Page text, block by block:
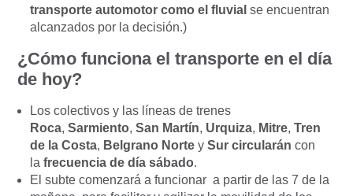
transporte automotor como el fluvial se encuentran
alcanzados por la decisión.)
¿Cómo funciona el transporte en el día
de hoy?
Los colectivos y las líneas de trenes
Roca, Sarmiento, San Martín, Urquiza, Mitre, Tren
de la Costa, Belgrano Norte y Sur circularán con
la frecuencia de día sábado.
El subte comenzará a funcionar a partir de las 7 de la